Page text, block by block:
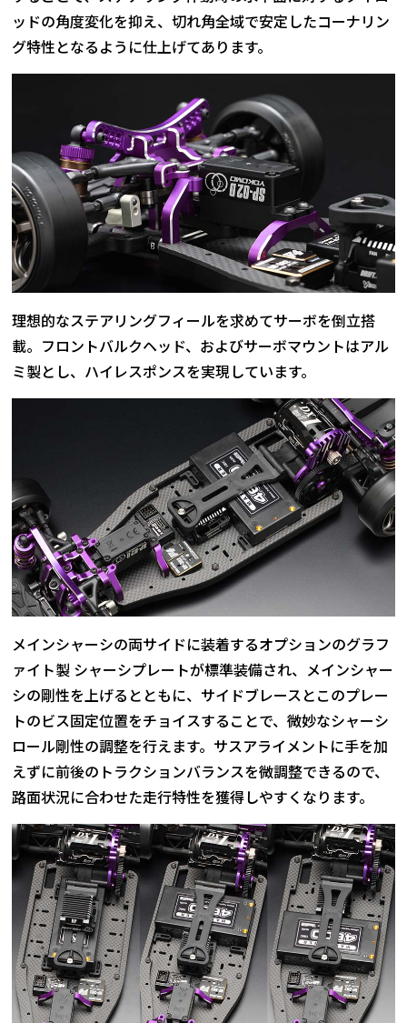
ッドの角度変化を抑え、切れ角全域で安定したコーナリン
グ特性となるように仕上げてあります。
理想的なステアリングフィールを求めてサーボを倒立搭
載。フロントバルクヘッド、およびサーボマウントはアル
ミ製とし、ハイレスポンスを実現しています。
メインシャーシの両サイドに装着するオプションのグラフ
ァイト製 シャーシプレートが標準装備され、メインシャー
シの剛性を上げるとともに、サイドブレースとこのプレー
トのビス固定位置をチョイスすることで、微妙なシャーシ
ロール剛性の調整を行えます。サスアライメントに手を加
えずに前後のトラクションバランスを微調整できるので、
路面状況に合わせた走行特性を獲得しやすくなります。